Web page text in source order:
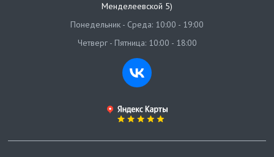
Менделеевской 5)
Понедельник - Среда: 10:00 - 19:00
Четверг - Пятница: 10:00 - 18:00